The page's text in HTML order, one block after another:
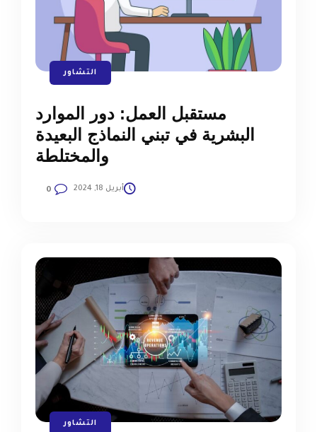
التشاور
مستقبل العمل: دور الموارد
البشرية في تبني النماذج البعيدة
والمختلطة
أبريل 18, 2024 0
التشاور